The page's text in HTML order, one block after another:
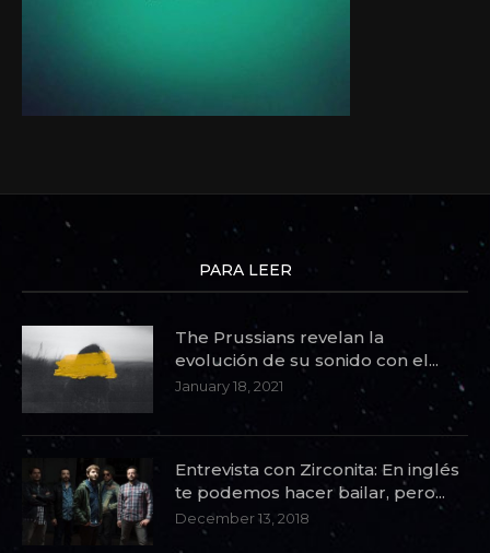
PARA LEER
The Prussians revelan la
evolución de su sonido con el...
January 18, 2021
Entrevista con Zirconita: En inglés
te podemos hacer bailar, pero...
December 13, 2018